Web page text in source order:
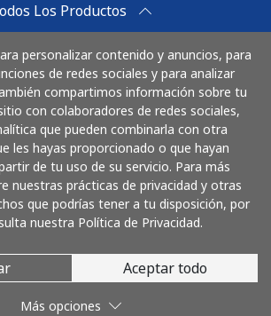
Los Productos
personalizar contenido y anuncios, para
de redes sociales y para analizar
compartimos información sobre tu
con colaboradores de redes sociales,
que pueden combinarla con otra
les hayas proporcionado o que hayan
de tu uso de su servicio. Para más
nuestras prácticas de privacidad y otras
que podrías tener a tu disposición, por
nuestra Política de Privacidad.
Aceptar todo
Más opciones
Paga con
© 2026 LlamaColombia